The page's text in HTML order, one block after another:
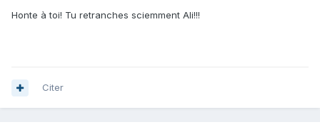
Honte à toi! Tu retranches sciemment Ali!!!
Citer